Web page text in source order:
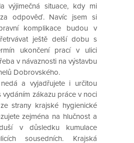
výjimečná situace, kdy mi
odpověď. Navíc jsem si
komplikace budou v
ještě delší dobu s
ukončení prací v ulici
v návaznosti na výstavbu
Dobrovského.
a vyjadřujete i určitou
zákazu práce v noci
strany krajské hygienické
zejména na hlučnost a
v důsledku kumulace
sousedních. Krajská